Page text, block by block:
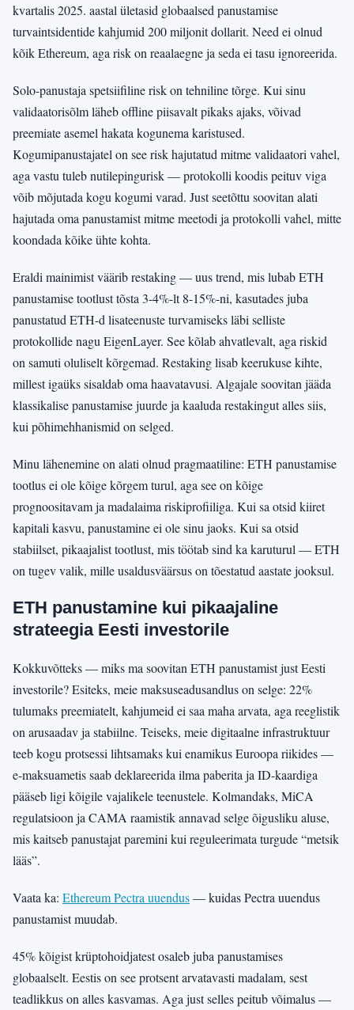
kvartalis 2025. aastal ületasid globaalsed panustamise
turvaintsidentide kahjumid 200 miljonit dollarit. Need ei olnud
kõik Ethereum, aga risk on reaalaegne ja seda ei tasu ignoreerida.
Solo-panustaja spetsiifiline risk on tehniline tõrge. Kui sinu
validaatorisõlm läheb offline piisavalt pikaks ajaks, võivad
preemiate asemel hakata kogunema karistused.
Kogumipanustajatel on see risk hajutatud mitme validaatori vahel,
aga vastu tuleb nutilepingurisk — protokolli koodis peituv viga
võib mõjutada kogu kogumi varad. Just seetõttu soovitan alati
hajutada oma panustamist mitme meetodi ja protokolli vahel, mitte
koondada kõike ühte kohta.
Eraldi mainimist väärib restaking — uus trend, mis lubab ETH
panustamise tootlust tõsta 3-4%-lt 8-15%-ni, kasutades juba
panustatud ETH-d lisateenuste turvamiseks läbi selliste
protokollide nagu EigenLayer. See kõlab ahvatlevalt, aga riskid
on samuti oluliselt kõrgemad. Restaking lisab keerukuse kihte,
millest igaüks sisaldab oma haavatavusi. Algajale soovitan jääda
klassikalise panustamise juurde ja kaaluda restakingut alles siis,
kui põhimehhanismid on selged.
Minu lähenemine on alati olnud pragmaatiline: ETH panustamise
tootlus ei ole kõige kõrgem turul, aga see on kõige
prognoositavam ja madalaima riskiprofiiliga. Kui sa otsid kiiret
kapitali kasvu, panustamine ei ole sinu jaoks. Kui sa otsid
stabiilset, pikaajalist tootlust, mis töötab sind ka karuturul — ETH
on tugev valik, mille usaldusväärsus on tõestatud aastate jooksul.
ETH panustamine kui pikaajaline
strateegia Eesti investorile
Kokkuvõtteks — miks ma soovitan ETH panustamist just Eesti
investorile? Esiteks, meie maksuseadusandlus on selge: 22%
tulumaks preemiatelt, kahjumeid ei saa maha arvata, aga reeglistik
on arusaadav ja stabiilne. Teiseks, meie digitaalne infrastruktuur
teeb kogu protsessi lihtsamaks kui enamikus Euroopa riikides —
e-maksuametis saab deklareerida ilma paberita ja ID-kaardiga
pääseb ligi kõigile vajalikele teenustele. Kolmandaks, MiCA
regulatsioon ja CAMA raamistik annavad selge õigusliku aluse,
mis kaitseb panustajat paremini kui reguleerimata turgude “metsik
lääs”.
Vaata ka: Ethereum Pectra uuendus— kuidas Pectra uuendus
panustamist muudab.
45% kõigist krüptohoidjatest osaleb juba panustamises
globaalselt. Eestis on see protsent arvatavasti madalam, sest
teadlikkus on alles kasvamas. Aga just selles peitub võimalus —